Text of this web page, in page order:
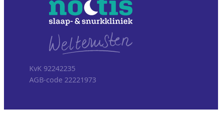
KvK 92242235
AGB-code 22221973